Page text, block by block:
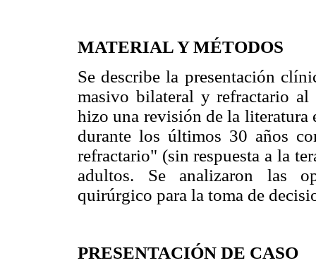
MATERIAL Y MÉTODOS
Se describe la presentación
masivo bilateral y refractario al
hizo una revisión de la
durante los últimos 30 años
refractario" (sin respuesta a la
adultos. Se analizaron las
quirúrgico para la toma de
PRESENTACIÓN DE CASO